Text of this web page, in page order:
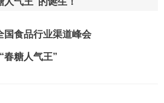
国食品行业渠道峰会
“春糖人气王”